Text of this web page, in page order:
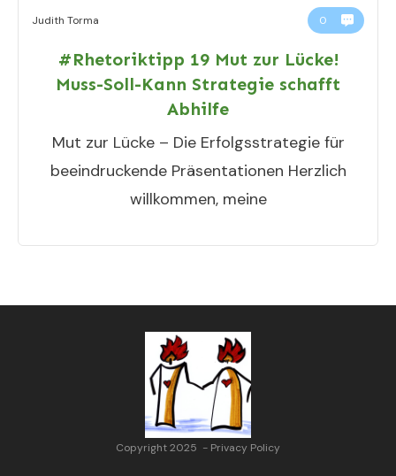
Judith Torma 0
#Rhetoriktipp 19 Mut zur Lücke!
Muss-Soll-Kann Strategie schafft
Abhilfe
Mut zur Lücke – Die Erfolgsstrategie für
beeindruckende Präsentationen Herzlich
willkommen, meine
Copyright 2025 - Privacy Policy